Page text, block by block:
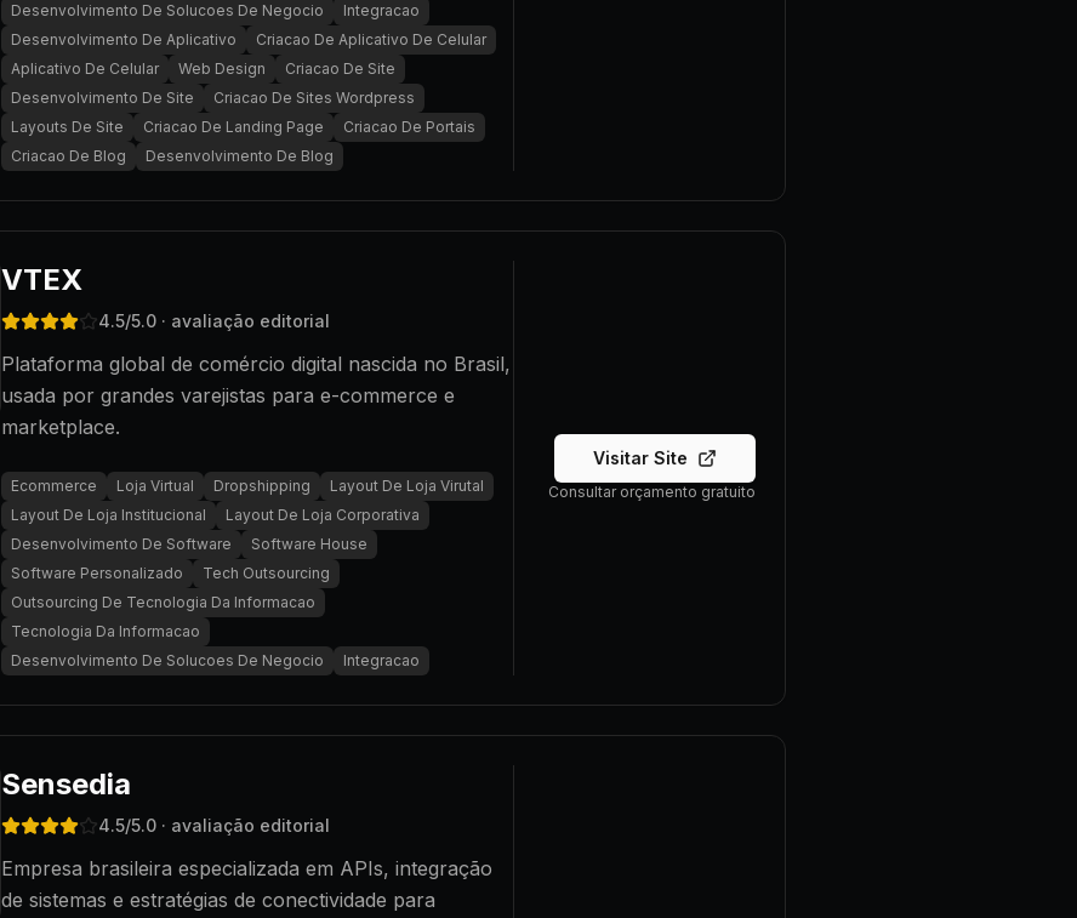
Desenvolvimento De Solucoes De Negocio
Integracao
Desenvolvimento De Aplicativo
Criacao De Aplicativo De Celular
Aplicativo De Celular
Web Design
Criacao De Site
Desenvolvimento De Site
Criacao De Sites Wordpress
Layouts De Site
Criacao De Landing Page
Criacao De Portais
Criacao De Blog
Desenvolvimento De Blog
VTEX
4.5/5.0 · avaliação editorial
Plataforma global de comércio digital nascida no Brasil,
usada por grandes varejistas para e-commerce e
marketplace.
Ecommerce Loja Virtual Dropshipping
Layout De Loja Virutal
Layout De Loja Institucional
Layout De Loja Corporativa
Desenvolvimento De Software
Software House
Software Personalizado
Tech Outsourcing
Outsourcing De Tecnologia Da Informacao
Tecnologia Da Informacao
Desenvolvimento De Solucoes De Negocio
Integracao
Visitar Site
Consultar orçamento gratuito
Sensedia
4.5/5.0 · avaliação editorial
Empresa brasileira especializada em APIs, integração
de sistemas e estratégias de conectividade para